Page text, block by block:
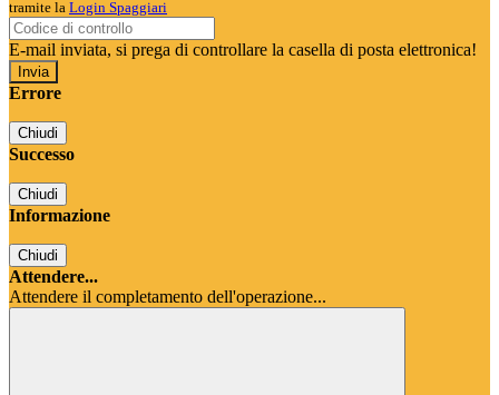
tramite la Login Spaggiari
E-mail inviata, si prega di controllare la casella di posta elettronica!
Errore
Chiudi
Successo
Chiudi
Informazione
Chiudi
Attendere...
Attendere il completamento dell'operazione...